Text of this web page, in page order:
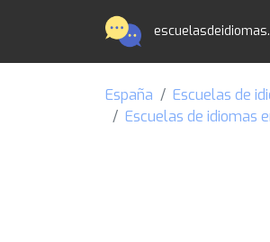
España Escuelas de
Escuelas de idiomas